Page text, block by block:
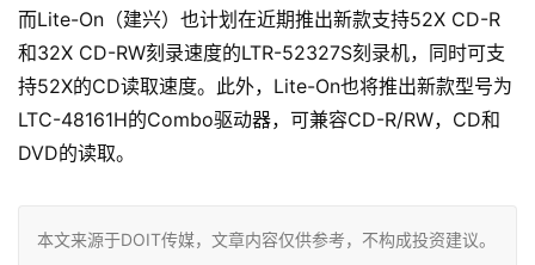
而Lite-On（建兴）也计划在近期推出新款支持52X CD-R
和32X CD-RW刻录速度的LTR-52327S刻录机，同时可支
持52X的CD读取速度。此外，Lite-On也将推出新款型号为
LTC-48161H的Combo驱动器，可兼容CD-R/RW，CD和
DVD的读取。
本文来源于DOIT传媒，文章内容仅供参考，不构成投资建议。